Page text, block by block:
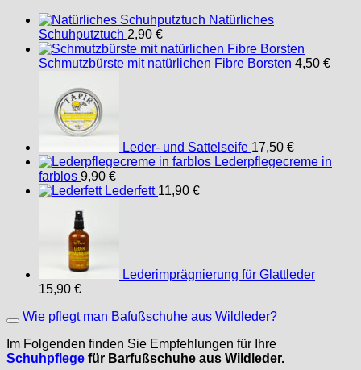
Natürliches
Schuhputztuch 2,90 €
Schmutzbürste mit natürlichen Fibre Borsten 4,50 €
Leder- und Sattelseife 17,50 €
Lederpflegecreme in
farblos 9,90 €
Lederfett 11,90 €
Lederimprägnierung für Glattleder
15,90 €
Wie pflegt man Bafußschuhe aus Wildleder?
Im Folgenden finden Sie Empfehlungen für Ihre
Schuhpflege für Barfußschuhe aus Wildleder.